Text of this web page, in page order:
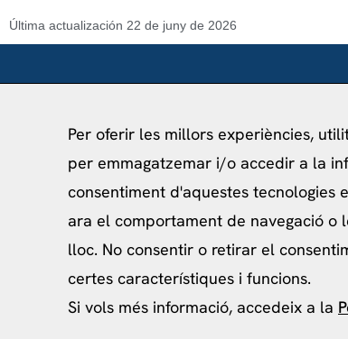
Última actualización 22 de juny de 2026
info@ceibcn.com
93 205 45 16 Ext. 0
Per oferir les millors experiències,
per emmagatzemar i/o accedir a la
consentiment d'aquestes tecnologies
ara el comportament de navegació o
lloc. No consentir o retirar el
certes característiques i funcions.
Si vols més informació, accedeix a la